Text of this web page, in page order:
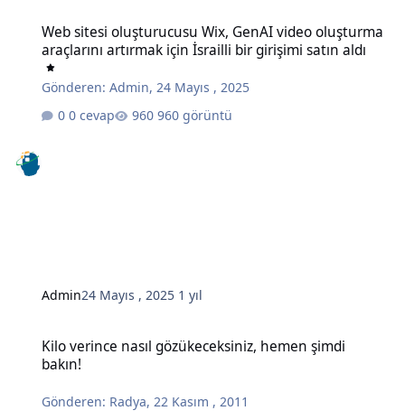
Web sitesi oluşturucusu Wix, GenAI video oluşturma
araçlarını artırmak için İsrailli bir girişimi satın aldı
Gönderen:Admin, 24 Mayıs , 2025
0 cevap
960 görüntü
Admin24 Mayıs , 2025 1 yıl
Kilo verince nasıl gözükeceksiniz, hemen şimdi
bakın!
Gönderen: Radya, 22 Kasım , 2011